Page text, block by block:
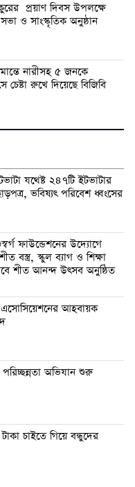
প্রয়াণ দিবস উপলক্ষে
ও সাংস্কৃতিক অনুষ্ঠান
নারীসহ ৫ জনকে
চেষ্টা রুখে দিয়েছে বিজিবি
যথেষ্ট ২৪৭টি ইটভাটার
ভবিষ্যৎ পরিবেশ ধ্বংসের
ফাউন্ডেশনের উদ্যোগে
বস্ত্র, স্কুল ব্যাগ ও শিক্ষা
শীত আনন্দ উৎসব অনুষ্ঠিত
আহবায়ক
অভিযান শুরু
চাইতে গিয়ে বন্ধুদের